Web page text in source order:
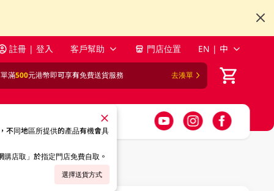
註冊 | 登入 客戶幫助 門店位置 EN | 中
滿500元港幣即可享有免費送貨服務 去湊單
不同地區所提供的產品有機會具
店取」於指定門店免費自取。
選擇送貨方式